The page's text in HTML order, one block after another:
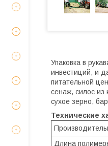
Упаковка в
инвестиций, и
питательной
сенаж, силос из
сухое зерно,
Технические
Длина